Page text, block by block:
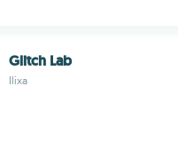
Glitch Lab
Ilixa